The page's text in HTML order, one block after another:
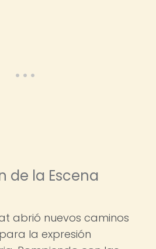
de la Escena
abrió nuevos caminos
la expresión